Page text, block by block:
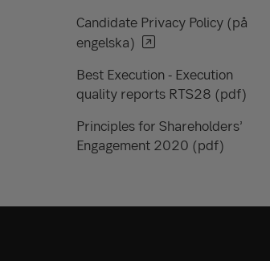
Candidate Privacy Policy (på
engelska)
Best Execution - Execution
quality reports RTS28 (pdf)
Principles for Shareholders’
Engagement 2020 (pdf)